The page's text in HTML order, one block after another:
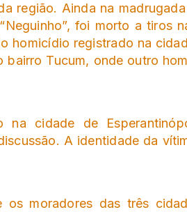
região. Ainda na
foi morto a tiros
homicídio registrado na
Tucum, onde outro
cidade de
A identidade da
os moradores das três